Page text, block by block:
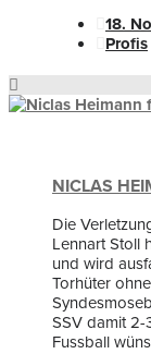
18.
Profis
NICLAS
Die
Lennart Stoll
und wird
Torhüter
SSV damit 2-
Fussball